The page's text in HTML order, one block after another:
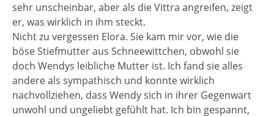
sehr unscheinbar, aber als die Vittra angreifen, zeigt
er, was wirklich in ihm steckt.
Nicht zu vergessen Elora. Sie kam mir vor, wie die
böse Stiefmutter aus Schneewittchen, obwohl sie
doch Wendys leibliche Mutter ist. Ich fand sie alles
andere als sympathisch und konnte wirklich
nachvollziehen, dass Wendy sich in ihrer Gegenwart
unwohl und ungeliebt gefühlt hat. Ich bin gespannt,